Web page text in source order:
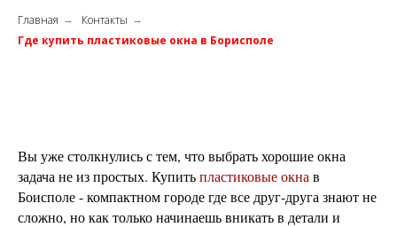
Главная → Контакты →
Где купить пластиковые окна в Борисполе
Вы уже столкнулись с тем, что выбрать хорошие окна
задача не из простых. Купитьпластиковые окна в
Боисполе - компактном городе где все друг-друга знают не
сложно, но как только начинаешь вникать в детали и